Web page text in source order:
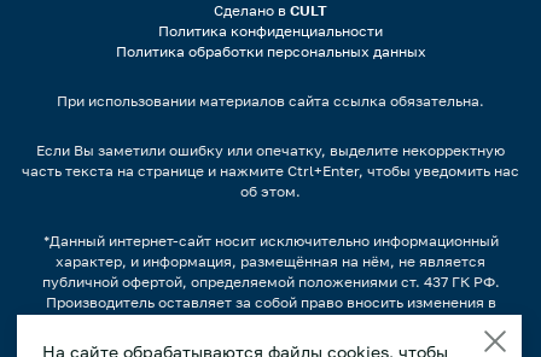
Сделано в CULT
Политика конфиденциальности
Политика обработки персональных данных
При использовании материалов сайта ссылка обязательна.
Если Вы заметили ошибку или опечатку, выделите некорректную
часть текста на странице и нажмите Ctrl+Enter, чтобы уведомить нас
об этом.
*Данный интернет-сайт носит исключительно информационный
характер, и информация, размещённая на нём, не является
публичной офертой, определяемой положениями ст. 437 ГК РФ.
Производитель оставляет за собой право вносить изменения в
предварительного уведомления.
На сайте обрабатываются файлы cookies, чтобы